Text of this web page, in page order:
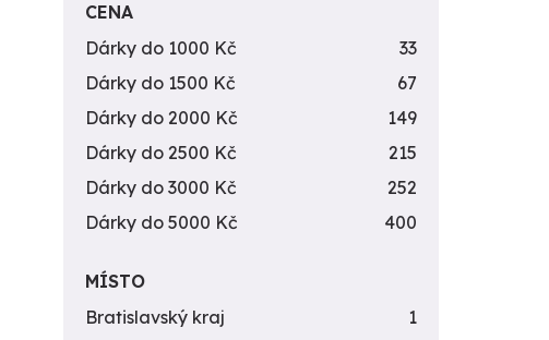
CENA
Dárky do 1000 Kč
33
Dárky do 1500 Kč
67
Dárky do 2000 Kč
149
Dárky do 2500 Kč
215
Dárky do 3000 Kč
252
Dárky do 5000 Kč
400
MÍSTO
Bratislavský kraj
1